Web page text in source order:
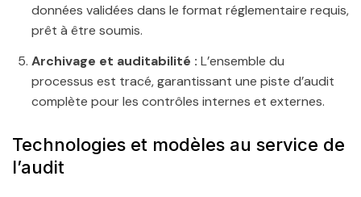
données validées dans le format réglementaire requis,
prêt à être soumis.
Archivage et auditabilité : L’ensemble du
processus est tracé, garantissant une piste d’audit
complète pour les contrôles internes et externes.
Technologies et modèles au service de
l’audit